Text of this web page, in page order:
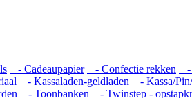
- Cadeaupapier - Confectie rekken -
- Kassaladen-geldladen - Kassa/
- Toonbanken - Twinstep -